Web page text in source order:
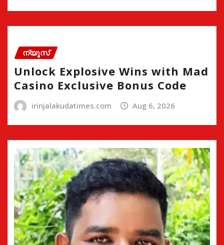
ന്യൂസ്
Unlock Explosive Wins with Mad
Casino Exclusive Bonus Code
irinjalakudatimes.com Aug 6, 2026